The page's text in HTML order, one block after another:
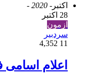
اکتبر - 2020 -
28 اکتبر
آزمون
سردبیر
11
اعلام